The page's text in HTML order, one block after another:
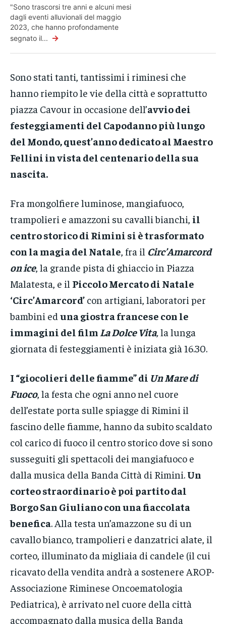
"Sono trascorsi tre anni e alcuni mesi
dagli eventi alluvionali del maggio
2023, che hanno profondamente
segnato il... →
Sono stati tanti, tantissimi i riminesi che
hanno riempito le vie della città e soprattutto
piazza Cavour in occasione dell’avvio dei
festeggiamenti del Capodanno più lungo
del Mondo, quest’anno dedicato al Maestro
Fellini in vista del centenario della sua
nascita.
Fra mongolfiere luminose, mangiafuoco,
trampolieri e amazzoni su cavalli bianchi, il
centro storico di Rimini si è trasformato
con la magia del Natale , fra il Circ’Amarcord
on ice, la grande pista di ghiaccio in Piazza
Malatesta, e il Piccolo Mercato di Natale
‘Circ’Amarcord’ con artigiani, laboratori per
bambini ed una giostra francese con le
immagini del film La Dolce Vita, la lunga
giornata di festeggiamenti è iniziata già 16.30.
I “giocolieri delle fiamme” di Un Mare di
Fuoco, la festa che ogni anno nel cuore
dell’estate porta sulle spiagge di Rimini il
fascino delle fiamme, hanno da subito scaldato
col carico di fuoco il centro storico dove si sono
susseguiti gli spettacoli dei mangiafuoco e
dalla musica della Banda Città di Rimini. Un
corteo straordinario è poi partito dal
Borgo San Giuliano con una fiaccolata
benefica. Alla testa un’amazzone su di un
cavallo bianco, trampolieri e danzatrici alate, il
corteo, illuminato da migliaia di candele (il cui
ricavato della vendita andrà a sostenere AROP-
Associazione Riminese Oncoematologia
Pediatrica), è arrivato nel cuore della città
accompagnato dalla musica della Banda